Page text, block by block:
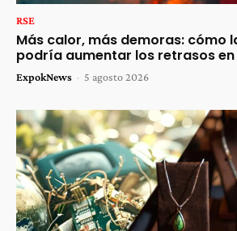
RSE
Más calor, más demoras: cómo
podría aumentar los retrasos
ExpokNews - 5 agosto 2026